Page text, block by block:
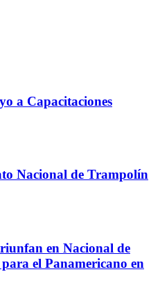
a Capacitaciones
Nacional de Trampolín
en Nacional de
el Panamericano en